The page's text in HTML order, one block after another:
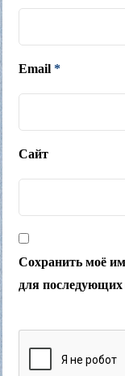
Email *
Сайт
Сохранить моё
для